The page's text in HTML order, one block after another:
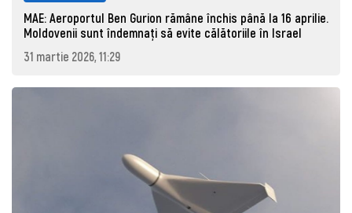
MAE: Aeroportul Ben Gurion rămâne închis până la 16 aprilie.
Moldovenii sunt îndemnați să evite călătoriile în Israel
31 martie 2026, 11:29